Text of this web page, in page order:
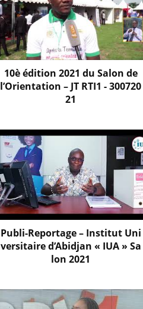
10è édition 2021 du Salon de
l’Orientation – JT RTI1 - 300720
21
Publi-Reportage – Institut Uni
versitaire d’Abidjan « IUA » Sa
lon 2021